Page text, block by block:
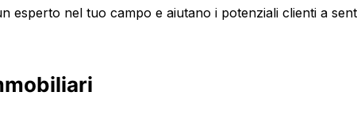
esperto nel tuo campo e aiutano i potenziali clienti a